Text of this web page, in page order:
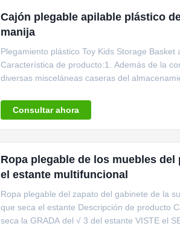
Cajón plegable apilable plástico
manija
Plegamiento plástico Toy Kids Storage
Característica de producto:1. Además de la
diversas misceláneas caseras del
Consultar ahora
Ropa plegable de los muebles
el estante multifuncional
Ropa plegable del zapato del gabinete de la
que seca el estante Descripción de producto
seca la GRADA del √ 3 del estante VISTE el